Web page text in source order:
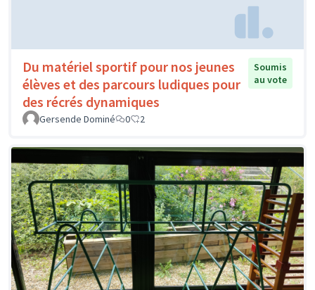
Du matériel sportif pour nos jeunes
élèves et des parcours ludiques pour
des récrés dynamiques
Soumis
au vote
Gersende Dominé 0 2